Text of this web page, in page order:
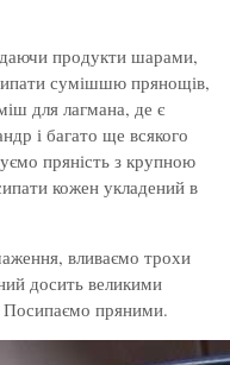
продукти шарами,
сумішшю прянощів,
для лагмана, де є
і багато ще всякого
пряність з крупною
кожен укладений в
вливаємо трохи
досить великими
Посипаємо пряними.